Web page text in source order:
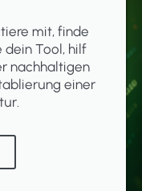
mit, finde
dein Tool, hilf
nachhaltigen
einer